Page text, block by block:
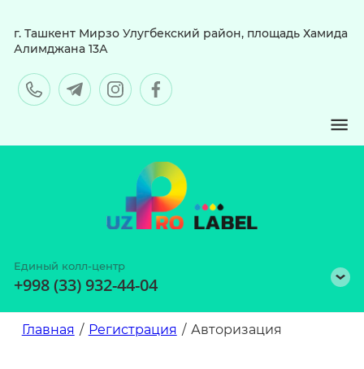
г. Ташкент Мирзо Улугбекский район, площадь Хамида
Алимджана 13А
Единый колл-центр
+998 (33) 932-44-04
Главная / Регистрация / Авторизация